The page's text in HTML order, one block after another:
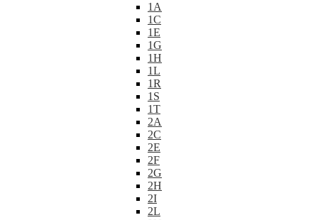
1A
1C
1E
1G
1H
1L
1R
1S
1T
2A
2C
2E
2F
2G
2H
2I
2L